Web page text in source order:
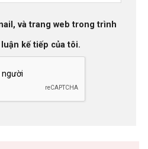
và trang web trong trình
kế tiếp của tôi.